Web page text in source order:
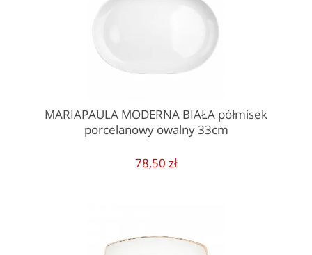
MARIAPAULA MODERNA BIAŁA półmisek
porcelanowy owalny 33cm
78,50 zł